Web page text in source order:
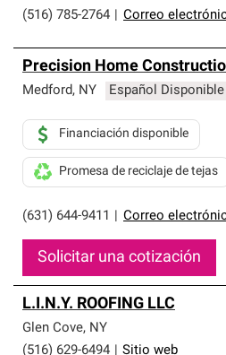
(516) 785-2764
Correo
Precision Home
Medford, NY Español Disponible
(631) 644-9411 Correo
Financiación disponible
Promesa de reciclaje de tejas
Solicitar una cotización
L.I.N.Y. ROOFING LLC
Glen Cove, NY
(516) 629-6494
Sitio web